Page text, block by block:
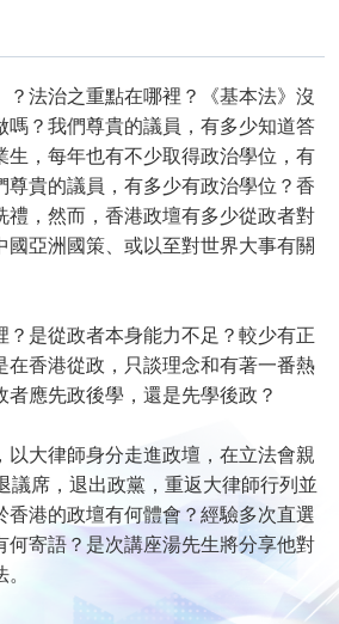
？法治之重點在哪裡？《基本法》沒
嗎？我們尊貴的議員，有多少知道答
生，每年也有不少取得政治學位，有
尊貴的議員，有多少有政治學位？香
禮，然而，香港政壇有多少從政者對
國亞洲國策、或以至對世界大事有關
？是從政者本身能力不足？較少有正
在香港從政，只談理念和有著一番熱
者應先政後學，還是先學後政？
以大律師身分走進政壇，在立法會親
議席，退出政黨，重返大律師行列並
香港的政壇有何體會？經驗多次直選
何寄語？是次講座湯先生將分享他對